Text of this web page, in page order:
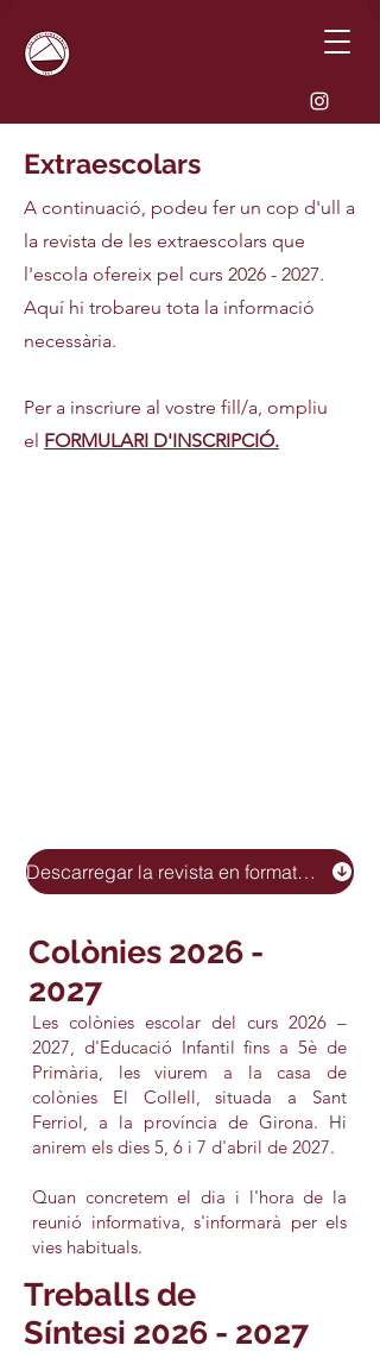
Extraescolars
A continuació, podeu fer un cop d'ull a
la revista de les extraescolars que
l'escola ofereix pel curs 2026 - 2027.
Aquí hi trobareu tota la informació
necessària.
Per a inscriure al vostre fill/a, ompliu
el FORMULARI D'INSCRIPCIÓ.
Descarregar la revista en format PDF
Colònies 2026 -
2027
Les colònies escolar del curs 2026 –
2027, d'Educació Infantil fins a 5è de
Primària, les viurem a la casa de
colònies El Collell, situada a Sant
Ferriol, a la província de Girona. Hi
anirem els dies 5, 6 i 7 d'abril de 2027.
Quan concretem el dia i l'hora de la
reunió informativa, s'informarà per els
vies habituals.
Treballs de
Síntesi 2026 - 2027